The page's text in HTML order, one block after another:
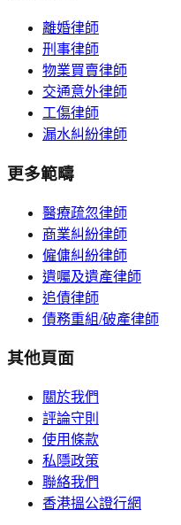
離婚律師
刑事律師
物業買賣律師
交通意外律師
工傷律師
漏水糾紛律師
更多範疇
醫療疏忽律師
商業糾紛律師
僱傭糾紛律師
遺囑及遺產律師
追債律師
債務重組/破產律師
其他頁面
關於我們
評論守則
使用條款
私隱政策
聯絡我們
香港搵公證行網